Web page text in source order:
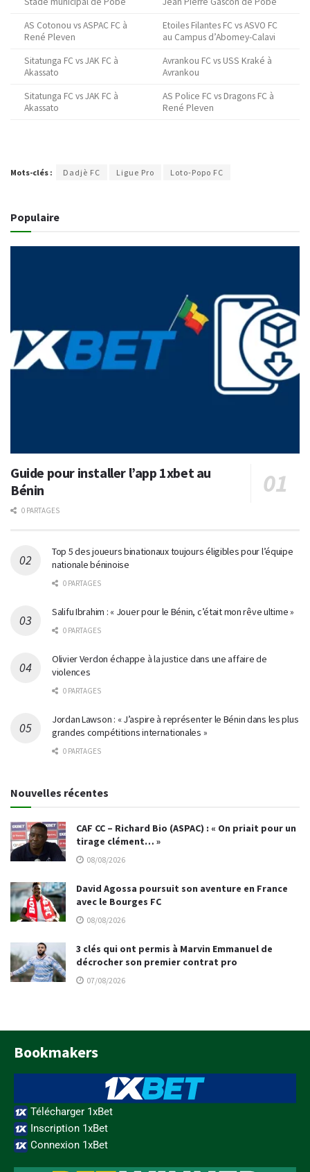
AS Cotonou vs ASPAC FC à
René Pleven
Etoiles Filantes FC vs ASVO FC
au Campus d’Abomey-Calavi
Sitatunga FC vs JAK FC à
Akassato
Avrankou FC vs USS Kraké à
Avrankou
Sitatunga FC vs JAK FC à
Akassato
AS Police FC vs Dragons FC à
René Pleven
Mots-clés : Dadjè FC Ligue Pro Loto-Popo FC
Populaire
Guide pour installer l’app 1xbet au
Bénin
0 PARTAGES
Top 5 des joueurs binationaux toujours éligibles pour l’équipe
nationale béninoise
0 PARTAGES
Salifu Ibrahim : « Jouer pour le Bénin, c’était mon rêve ultime »
0 PARTAGES
Olivier Verdon échappe à la justice dans une affaire de
violences
0 PARTAGES
Jordan Lawson : « J’aspire à représenter le Bénin dans les plus
grandes compétitions internationales »
0 PARTAGES
Nouvelles récentes
CAF CC – Richard Bio (ASPAC) : « On priait pour un
tirage clément… »
08/08/2026
David Agossa poursuit son aventure en France
avec le Bourges FC
08/08/2026
3 clés qui ont permis à Marvin Emmanuel de
décrocher son premier contrat pro
07/08/2026
Bookmakers
Télécharger 1xBet
Inscription 1xBet
Connexion 1xBet